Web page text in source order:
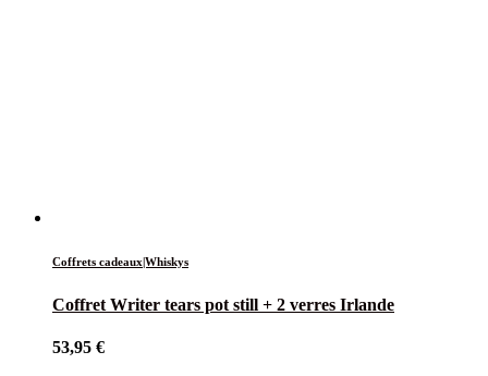
Coffrets cadeaux|Whiskys
Coffret Writer tears pot still + 2 verres Irlande
53,95 €